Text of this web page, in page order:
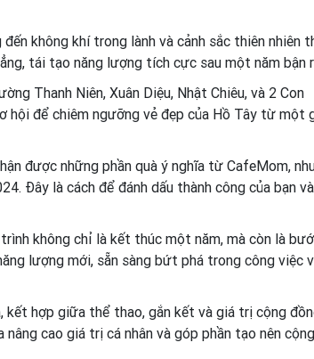
không khí trong lành và cảnh sắc thiên nhiên
tái tạo năng lượng tích cực sau một năm bận
Thanh Niên, Xuân Diệu, Nhật Chiêu, và 2 Con
hội để chiêm ngưỡng vẻ đẹp của Hồ Tây từ một
được những phần quà ý nghĩa từ CafeMom,
Đây là cách để đánh dấu thành công của bạn và
không chỉ là kết thúc một năm, mà còn là
lượng mới, sẵn sàng bứt phá trong công việc
kết hợp giữa thể thao, gắn kết và giá trị cộng
cao giá trị cá nhân và góp phần tạo nên cộng